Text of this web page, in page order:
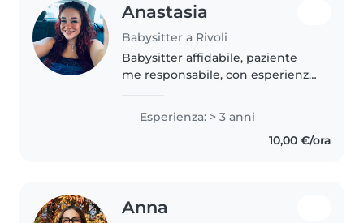
Anastasia
Babysitter a Rivoli
Babysitter affidabile, paziente
me responsabile, con esperienza
età, dai più piccoli ai ragazzi in
età scolare. Ho sviluppato
Esperienza: > 3 anni
10,00 €/ora
Anna